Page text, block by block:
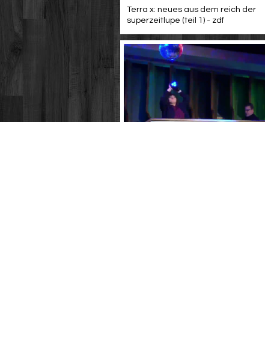
Terra x: neues aus dem reich der
superzeitlupe (teil 1) - zdf